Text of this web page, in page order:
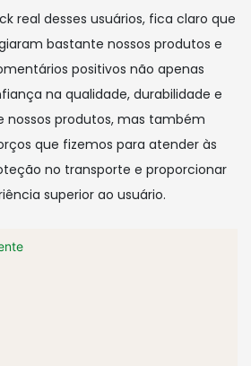
real desses usuários, fica claro que
bastante nossos produtos e
positivos não apenas
na qualidade, durabilidade e
nossos produtos, mas também
que fizemos para atender às
no transporte e proporcionar
superior ao usuário.